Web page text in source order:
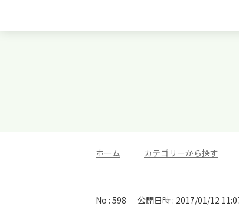
ホーム カテゴリーから探す
No : 598 公開日時 : 2017/01/12